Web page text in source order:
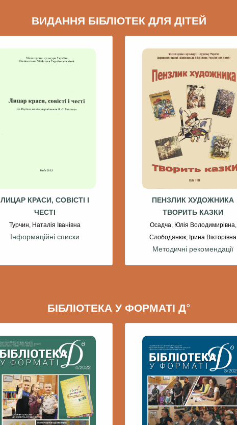
ВИДАННЯ БІБЛІОТЕК ДЛЯ ДІТЕЙ
ЛИЦАР КРАСИ, СОВІСТІ І
ЧЕСТІ
Турчин, Наталія Іванівна
Інформаційні списки
ПЕНЗЛИК ХУДОЖНИКА
ТВОРИТЬ КАЗКИ
Осадча, Юлія Володимирівна,
Слободянюк, Ірина Вікторівна
Методичні рекомендації
БІБЛІОТЕКА У ФОРМАТІ Д°